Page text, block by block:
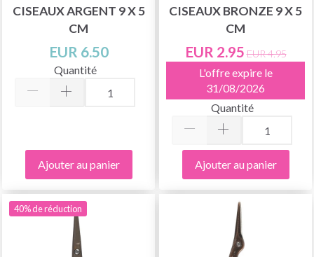
CISEAUX ARGENT 9 X 5
CM
EUR 6.50
Quantité
Ajouter au panier
CISEAUX BRONZE 9 X 5
CM
EUR 2.95 EUR 4.95
L'offre expire le
31/08/2026
Quantité
Ajouter au panier
40% de réduction